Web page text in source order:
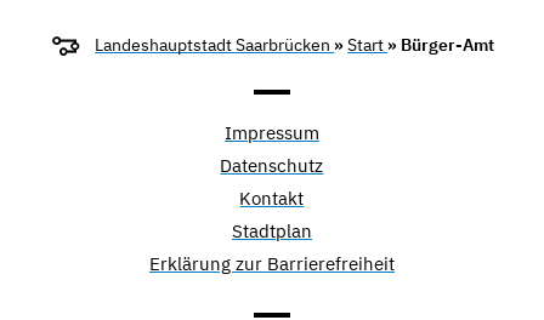
Landeshauptstadt Saarbrücken »Start » Bürger-Amt
Impressum
Datenschutz
Kontakt
Stadtplan
Erklärung zur Barrierefreiheit